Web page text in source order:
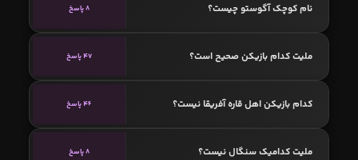
نام کوچک آگوستو چیست؟ 8 پاسخ
ملیت کدام بازیکن صحیح است؟ 47 پاسخ
کدام بازیکن اهل قاره آفریقا نیست؟ 46 پاسخ
ملیت کدامیک سنگال نیست؟ 8 پاسخ